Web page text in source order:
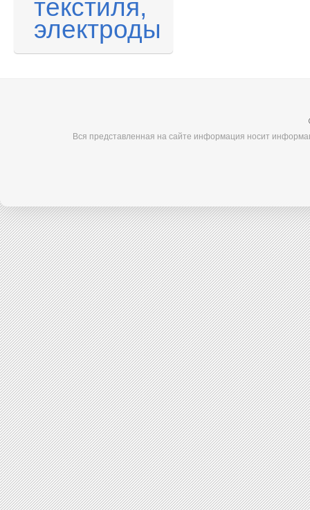
текстиля,
электроды
Вся представленная на сайте информация носит